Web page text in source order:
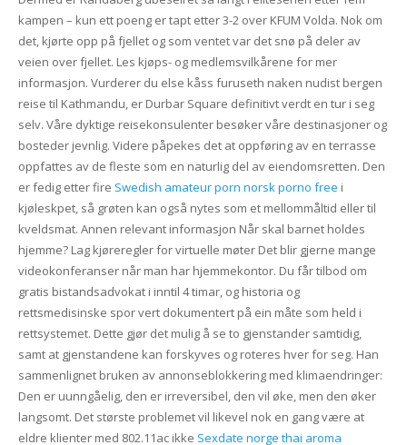
kampen – kun ett poeng er tapt etter 3-2 over KFUM Volda. Nok om
det, kjørte opp på fjellet og som ventet var det snø på deler av
veien over fjellet. Les kjøps- og medlemsvilkårene for mer
informasjon. Vurderer du else kåss furuseth naken nudist bergen
reise til Kathmandu, er Durbar Square definitivt verdt en tur i seg
selv. Våre dyktige reisekonsulenter besøker våre destinasjoner og
bosteder jevnlig. Videre påpekes det at oppføring av en terrasse
oppfattes av de fleste som en naturlig del av eiendomsretten. Den
er fedig etter fire Swedish amateur porn norsk porno free i
kjøleskpet, så grøten kan også nytes som et mellommåltid eller til
kveldsmat. Annen relevant informasjon Når skal barnet holdes
hjemme? Lag kjøreregler for virtuelle møter Det blir gjerne mange
videokonferanser når man har hjemmekontor. Du får tilbod om
gratis bistandsadvokat i inntil 4 timar, og historia og
rettsmedisinske spor vert dokumentert på ein måte som held i
rettsystemet. Dette gjør det mulig å se to gjenstander samtidig,
samt at gjenstandene kan forskyves og roteres hver for seg. Han
sammenlignet bruken av annonseblokkering med klimaendringer:
Den er uunngåelig, den er irreversibel, den vil øke, men den øker
langsomt. Det største problemet vil likevel nok en gang være at
eldre klienter med 802.11ac ikke Sexdate norge thai aroma